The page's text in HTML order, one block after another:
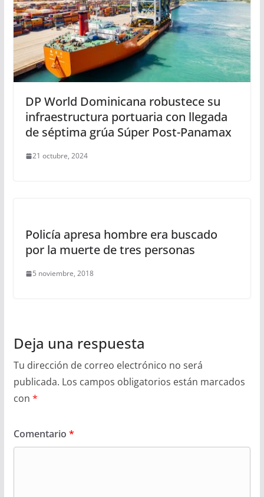
DP World Dominicana robustece su
infraestructura portuaria con llegada
de séptima grúa Súper Post-Panamax
21 octubre, 2024
Policía apresa hombre era buscado
por la muerte de tres personas
5 noviembre, 2018
Deja una respuesta
Tu dirección de correo electrónico no será
publicada. Los campos obligatorios están marcados
con *
Comentario *